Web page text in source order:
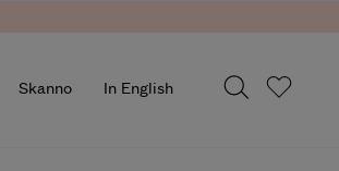
Skanno In English